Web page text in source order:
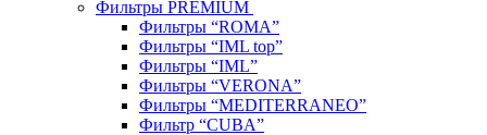
Фильтры PREMIUM
Фильтры “ROMA”
Фильтры “IML top”
Фильтры “IML”
Фильтры “VERONA”
Фильтры “MEDITERRANEO”
Фильтр “CUBA”